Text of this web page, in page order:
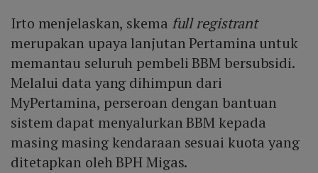
Irto menjelaskan, skema full registrant
merupakan upaya lanjutan Pertamina untuk
memantau seluruh pembeli BBM bersubsidi.
Melalui data yang dihimpun dari
MyPertamina, perseroan dengan bantuan
sistem dapat menyalurkan BBM kepada
masing masing kendaraan sesuai kuota yang
ditetapkan oleh BPH Migas.